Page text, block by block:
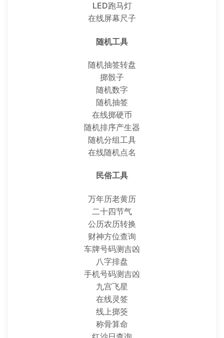
LED跑马灯
在线屏幕尺子
随机工具
随机抽签转盘
掷骰子
随机数字
随机抽签
在线掷硬币
随机排序产生器
随机分组工具
在线随机点名
民俗工具
万年历老黄历
二十四节气
公历农历转换
财神方位查询
车牌号码测吉凶
八字排盘
手机号码测吉凶
九宫飞星
在线灵签
线上掷筊
称骨算命